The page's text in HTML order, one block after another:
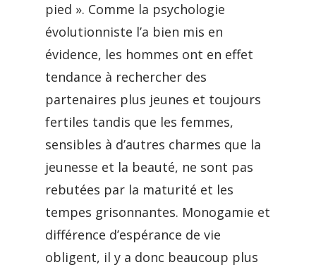
pied ». Comme la psychologie
évolutionniste l’a bien mis en
évidence, les hommes ont en effet
tendance à rechercher des
partenaires plus jeunes et toujours
fertiles tandis que les femmes,
sensibles à d’autres charmes que la
jeunesse et la beauté, ne sont pas
rebutées par la maturité et les
tempes grisonnantes. Monogamie et
différence d’espérance de vie
obligent, il y a donc beaucoup plus